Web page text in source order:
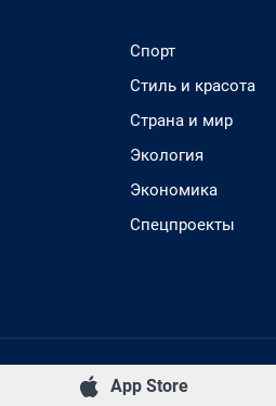
Спорт
Стиль и красота
Страна и мир
Экология
Экономика
Спецпроекты
App Store